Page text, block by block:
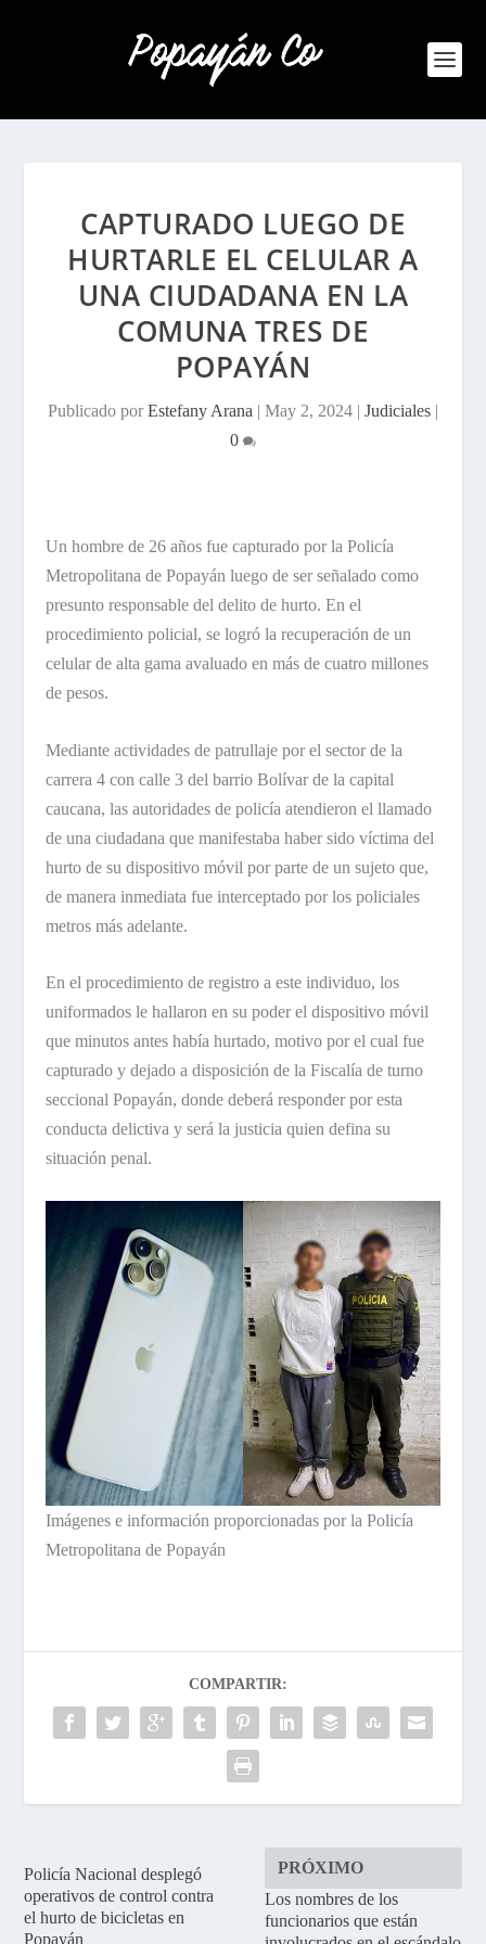
CAPTURADO LUEGO DE
HURTARLE EL CELULAR A
UNA CIUDADANA EN LA
COMUNA TRES DE
POPAYÁN
Publicado porEstefany Arana | May 2, 2024 | Judiciales |
0
Un hombre de 26 años fue capturado por la Policía
Metropolitana de Popayán luego de ser señalado como
presunto responsable del delito de hurto. En el
procedimiento policial, se logró la recuperación de un
celular de alta gama avaluado en más de cuatro millones
de pesos.
Mediante actividades de patrullaje por el sector de la
carrera 4 con calle 3 del barrio Bolívar de la capital
caucana, las autoridades de policía atendieron el llamado
de una ciudadana que manifestaba haber sido víctima del
hurto de su dispositivo móvil por parte de un sujeto que,
de manera inmediata fue interceptado por los policiales
metros más adelante.
En el procedimiento de registro a este individuo, los
uniformados le hallaron en su poder el dispositivo móvil
que minutos antes había hurtado, motivo por el cual fue
capturado y dejado a disposición de la Fiscalía de turno
seccional Popayán, donde deberá responder por esta
conducta delictiva y será la justicia quien defina su
situación penal.
Imágenes e información proporcionadas por la Policía
Metropolitana de Popayán
COMPARTIR:
Policía Nacional desplegó
operativos de control contra
el hurto de bicicletas en
Popayán
PRÓXIMO
Los nombres de los
funcionarios que están